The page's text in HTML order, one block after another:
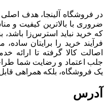
در فروشگاه آلینجا، هدف
ضروری با بالاترین کیفیت و
که خرید نباید استرس‌زا باشد،
فرآیند خرید را برایتان
اصالت کالا گرفته تا
جلب اعتماد و رضایت شما
یک فروشگاه، بلکه همراهی
آدرس